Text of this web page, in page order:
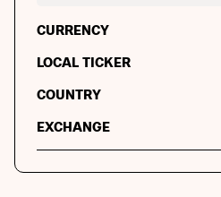
CURRENCY
LOCAL TICKER
COUNTRY
EXCHANGE